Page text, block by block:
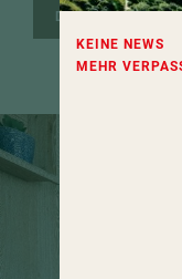
KEINE NEWS
MEHR
DETAILS &